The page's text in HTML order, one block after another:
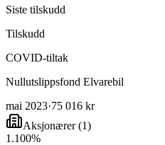
Siste tilskudd
Tilskudd
COVID-tiltak
Nullutslippsfond Elvarebil
mai 2023·75 016 kr
Aksjonærer(1)
1 .100%